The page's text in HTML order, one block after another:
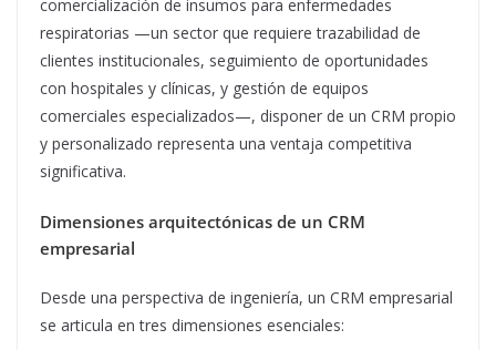
comercialización de insumos para enfermedades
respiratorias —un sector que requiere trazabilidad de
clientes institucionales, seguimiento de oportunidades
con hospitales y clínicas, y gestión de equipos
comerciales especializados—, disponer de un CRM propio
y personalizado representa una ventaja competitiva
significativa.
Dimensiones arquitectónicas de un CRM
empresarial
Desde una perspectiva de ingeniería, un CRM empresarial
se articula en tres dimensiones esenciales: